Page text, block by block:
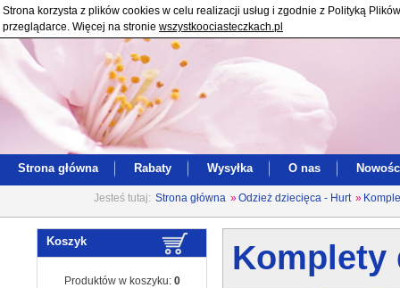
Strona korzysta z plików cookies w celu realizacji usług i zgodnie z Polityką
przeglądarce. Więcej na stronie wszystkoociasteczkach.pl
Strona główna Rabaty Wysyłka O nas
Jesteś tutaj: Strona główna »Odzież dziecięca - Hurt »
Koszyk
Produktów w koszyku: 0
Komplety